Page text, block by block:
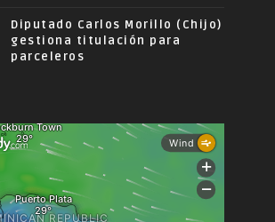
Diputado Carlos Morillo (Chijo)
gestiona titulación para
parceleros